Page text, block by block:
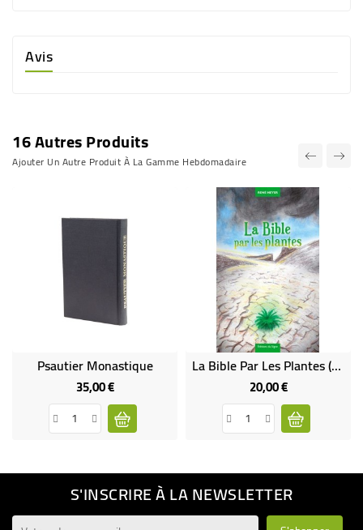
Avis
16 Autres Produits
Ajouter Un Autre Produit À La Gamme Hebdomadaire
Psautier Monastique
35,00 €Prix
La Bible Par Les Plantes (neuf)
20,00 €Prix
S'INSCRIRE À LA NEWSLETTER